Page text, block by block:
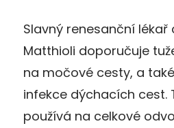
Slavný renesanční lékař
Matthioli doporučuje
na močové cesty, a
infekce dýchacích cest.
používá na celkové